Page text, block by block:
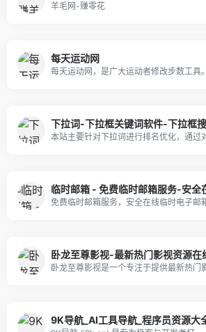
羊毛网-赚零花
每天运动网
每天运动网，是广大运动者修改步数工具。
本站主要针对下拉词进行排名优化，通过
免费临时邮箱服务，安全在线临时电子邮
卧龙至尊影视-最新热门影视资源在
卧龙至尊影视是一个专注于提供最新热门